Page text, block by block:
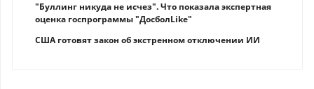
"Буллинг никуда не исчез". Что показала экспертная
оценка госпрограммы "ДосболLike"
США готовят закон об экстренном отключении ИИ